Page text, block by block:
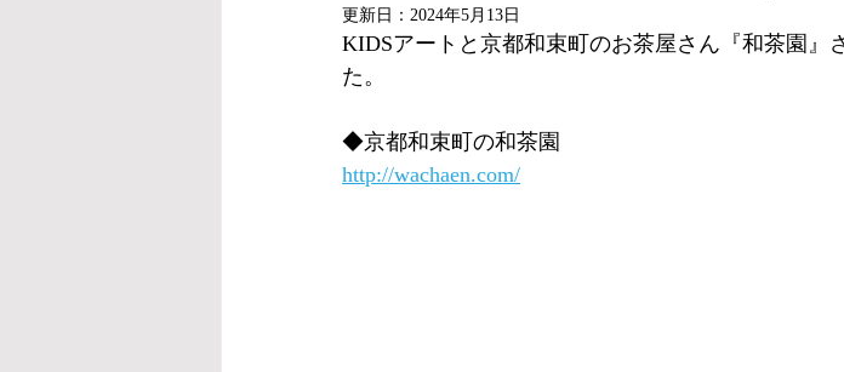
更新日： 2024年5月13日
KIDSアートと京都和束町のお茶屋さん『和茶園』
た。
◆京都和束町の和茶園
http://wachaen.com/